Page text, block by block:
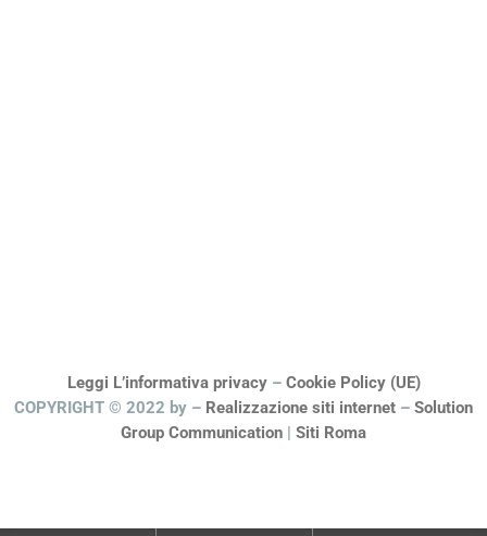
Leggi L’informativa privacy– Cookie Policy (UE)
COPYRIGHT © 2022 by – Realizzazione siti internet – Solution
Group Communication | Siti Roma